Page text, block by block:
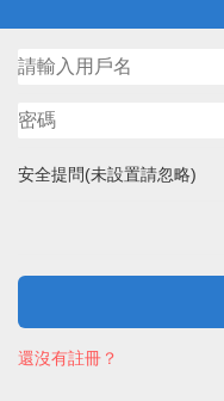
安全提問(未設置請忽略)
還沒有註冊？